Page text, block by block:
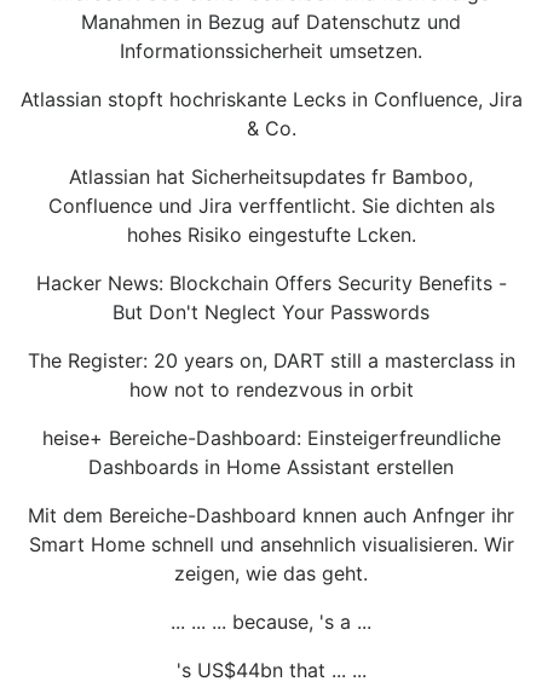
Manahmen in Bezug auf Datenschutz und
Informationssicherheit umsetzen.
Atlassian stopft hochriskante Lecks in Confluence, Jira
& Co.
Atlassian hat Sicherheitsupdates fr Bamboo,
Confluence und Jira verffentlicht. Sie dichten als
hohes Risiko eingestufte Lcken.
Hacker News: Blockchain Offers Security Benefits -
But Don't Neglect Your Passwords
The Register: 20 years on, DART still a masterclass in
how not to rendezvous in orbit
heise+ Bereiche-Dashboard: Einsteigerfreundliche
Dashboards in Home Assistant erstellen
Mit dem Bereiche-Dashboard knnen auch Anfnger ihr
Smart Home schnell und ansehnlich visualisieren. Wir
zeigen, wie das geht.
... ... ... because, 's a ...
's US$44bn that ... ...